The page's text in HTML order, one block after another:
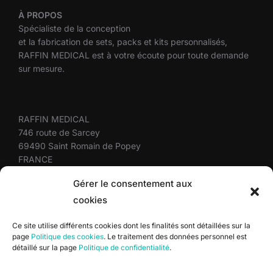
Gérer le consentement aux
cookies
Ce site utilise différents cookies dont les finalités sont détaillées sur la
page Politique des cookies. Le traitement des données personnel est
détaillé sur la page Politique de confidentialité.
À PROPOS
Spécialiste de la conception
et la fabrication de sets, packs et kits personnalisés,
RAFFIN MEDICAL est à votre écoute pour toute demande
sur mesure.
RAFFIN MEDICAL
746 route de Sarcey
69490 Saint Romain de Popey
FRANCE
Plan du site
Mentions légales
Politique de confidentialité